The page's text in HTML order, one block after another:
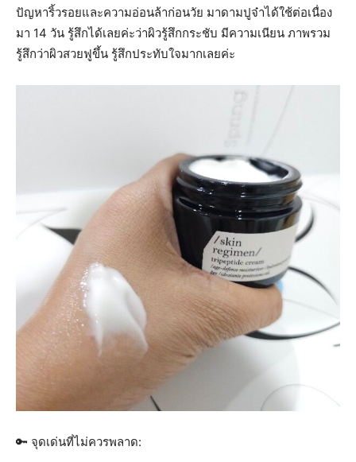
ปัญหาริ้วรอยและความอ่อนล้าก่อนวัย มาดามปูจ๋าได้ใช้ต่อเนื่อง
มา 14 วัน รู้สึกได้เลยค่ะว่าผิวรู้สึกกระชับ มีความเนียน ภาพรวม
รู้สึกว่าผิวสวยฟูขึ้น รู้สึกประทับใจมากเลยค่ะ
🔑 จุดเด่นที่ไม่ควรพลาด: